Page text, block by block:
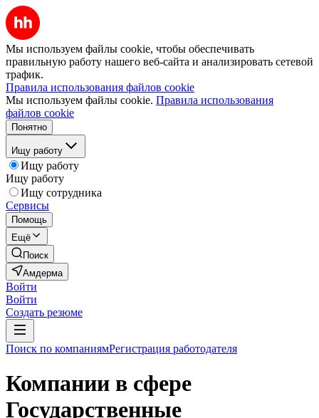
Мы используем файлы cookie, чтобы обеспечивать
правильную работу нашего веб-сайта и анализировать сетевой
трафик.
Правила использования файлов cookie
Мы используем файлы cookie. Правила использования
файлов cookie
Понятно
Ищу работу
Ищу работу
Ищу работу
Ищу сотрудника
Сервисы
Помощь
Ещё
Поиск
Амдерма
Войти
Войти
Создать резюме
Поиск по компаниямРегистрация работодателя
Компании в сфере
Государственные